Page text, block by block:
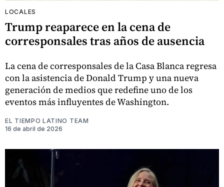
LOCALES
Trump reaparece en la cena de
corresponsales tras años de ausencia
La cena de corresponsales de la Casa Blanca regresa
con la asistencia de Donald Trump y una nueva
generación de medios que redefine uno de los
eventos más influyentes de Washington.
EL TIEMPO LATINO TEAM
16 de abril de 2026